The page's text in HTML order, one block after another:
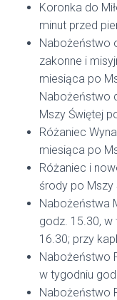
Koronka do
minut przed
Nabożeństwo
zakonne i
miesiąca po
Nabożeństwo
Mszy Świętej
Różaniec
miesiąca po
Różaniec i
środy po Mszy
Nabożeństwa
godz. 15.30, w
16.30; przy
Nabożeństwo
w tygodniu
Nabożeństwo